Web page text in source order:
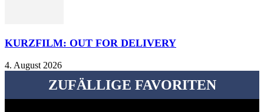
KURZFILM: OUT FOR DELIVERY
4. August 2026
ZUFÄLLIGE FAVORITEN